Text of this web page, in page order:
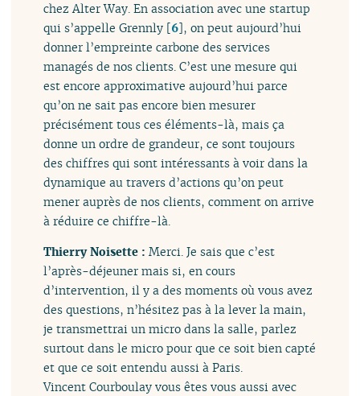
chez Alter Way. En association avec une startup
qui s’appelle Grennly [6], on peut aujourd’hui
donner l’empreinte carbone des services
managés de nos clients. C’est une mesure qui
est encore approximative aujourd’hui parce
qu’on ne sait pas encore bien mesurer
précisément tous ces éléments-là, mais ça
donne un ordre de grandeur, ce sont toujours
des chiffres qui sont intéressants à voir dans la
dynamique au travers d’actions qu’on peut
mener auprès de nos clients, comment on arrive
à réduire ce chiffre-là.
Thierry Noisette :Merci. Je sais que c’est
l’après-déjeuner mais si, en cours
d’intervention, il y a des moments où vous avez
des questions, n’hésitez pas à la lever la main,
je transmettrai un micro dans la salle, parlez
surtout dans le micro pour que ce soit bien capté
et que ce soit entendu aussi à Paris.
Vincent Courboulay vous êtes vous aussi avec